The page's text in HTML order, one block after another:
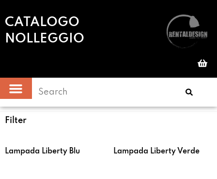
CATALOGO
NOLLEGGIO
Filter
Lampada Liberty Blu Lampada Liberty Verde